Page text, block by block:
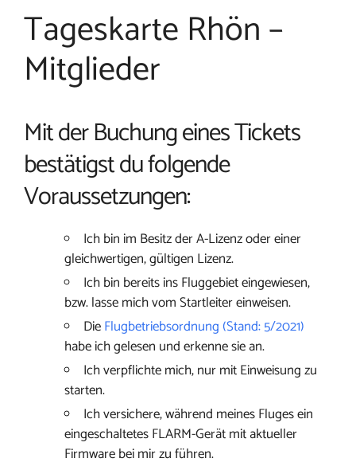
Tageskarte Rhön –
Mitglieder
Mit der Buchung eines Tickets
bestätigst du folgende
Voraussetzungen:
Ich bin im Besitz der A-Lizenz oder einer
gleichwertigen, gültigen Lizenz.
Ich bin bereits ins Fluggebiet eingewiesen,
bzw. lasse mich vom Startleiter einweisen.
DieFlugbetriebsordnung (Stand: 5/2021)
habe ich gelesen und erkenne sie an.
Ich verpflichte mich, nur mit Einweisung zu
starten.
Ich versichere, während meines Fluges ein
eingeschaltetes FLARM-Gerät mit aktueller
Firmware bei mir zu führen.